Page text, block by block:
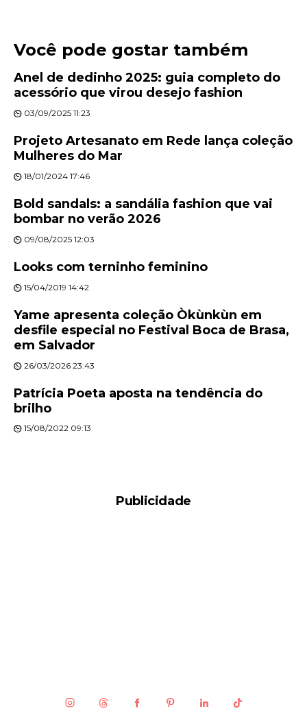
Você pode gostar também
Anel de dedinho 2025: guia completo do
acessório que virou desejo fashion
03/09/2025 11:23
Projeto Artesanato em Rede lança coleção
Mulheres do Mar
18/01/2024 17:46
Bold sandals: a sandália fashion que vai
bombar no verão 2026
09/08/2025 12:03
Looks com terninho feminino
15/04/2019 14:42
Yame apresenta coleção Òkùnkùn em
desfile especial no Festival Boca de Brasa,
em Salvador
26/03/2026 23:43
Patrícia Poeta aposta na tendência do
brilho
15/08/2022 09:13
Publicidade